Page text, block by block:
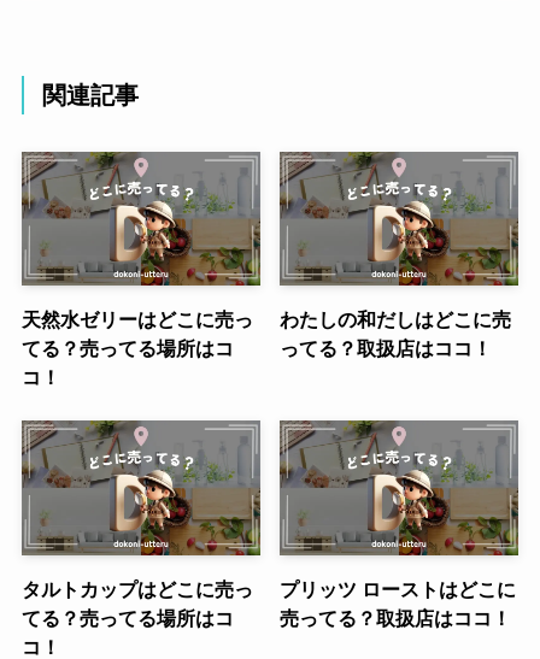
関連記事
天然水ゼリーはどこに売っ
てる？売ってる場所はコ
コ！
わたしの和だしはどこに売
ってる？取扱店はココ！
タルトカップはどこに売っ
てる？売ってる場所はコ
コ！
プリッツ ローストはどこに
売ってる？取扱店はココ！